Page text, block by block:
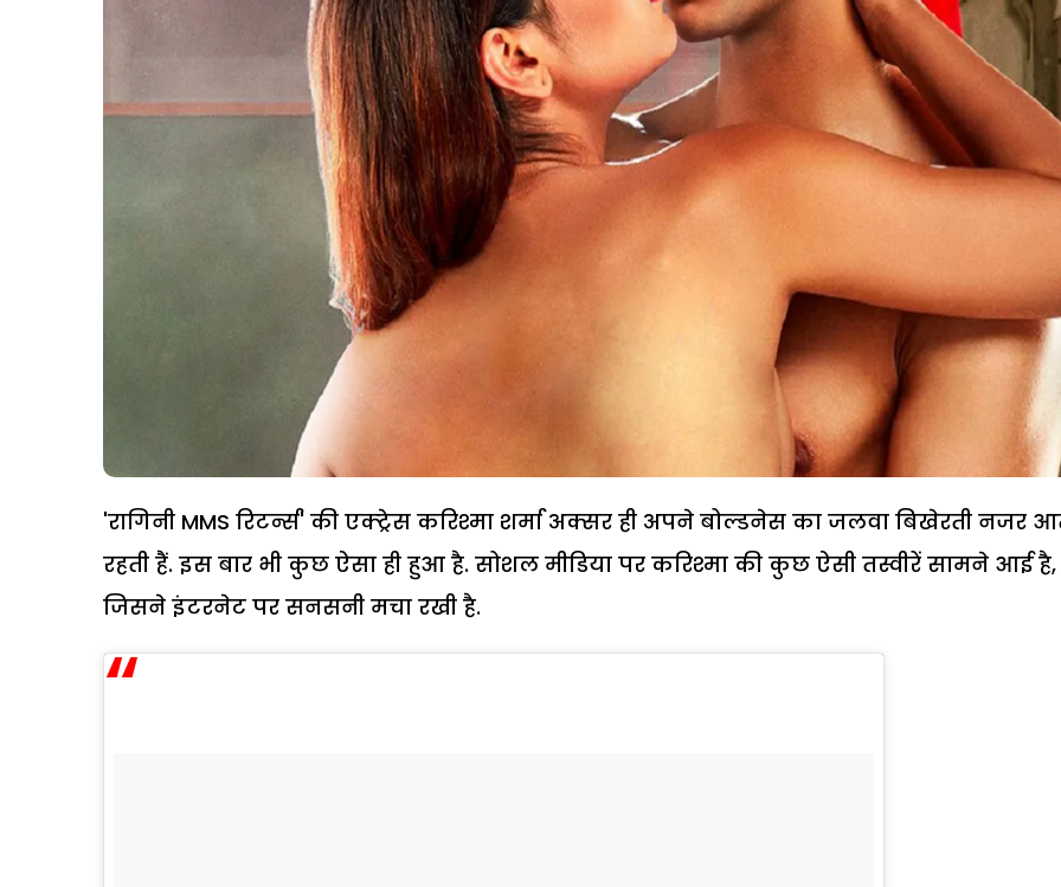
'रागिनी MMS रिटर्न्स' की एक्ट्रेस करिश्मा शर्मा अक्सर ही अपने बोल्डनेस का जलवा बिखेरती नजर
रहती हैं. इस बार भी कुछ ऐसा ही हुआ है. सोशल मीडिया पर करिश्मा की कुछ ऐसी तस्वीरें सामने आई है,
जिसने इंटरनेट पर सनसनी मचा रखी है.